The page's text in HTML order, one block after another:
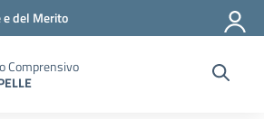
del Merito
Comprensivo